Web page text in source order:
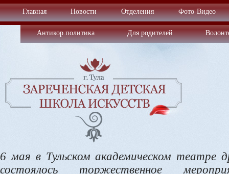
Главная Новости Отделения Фото-Видео
Антикор.политика Для родителей
6 мая в Тульском академическом театре
состоялось торжественное